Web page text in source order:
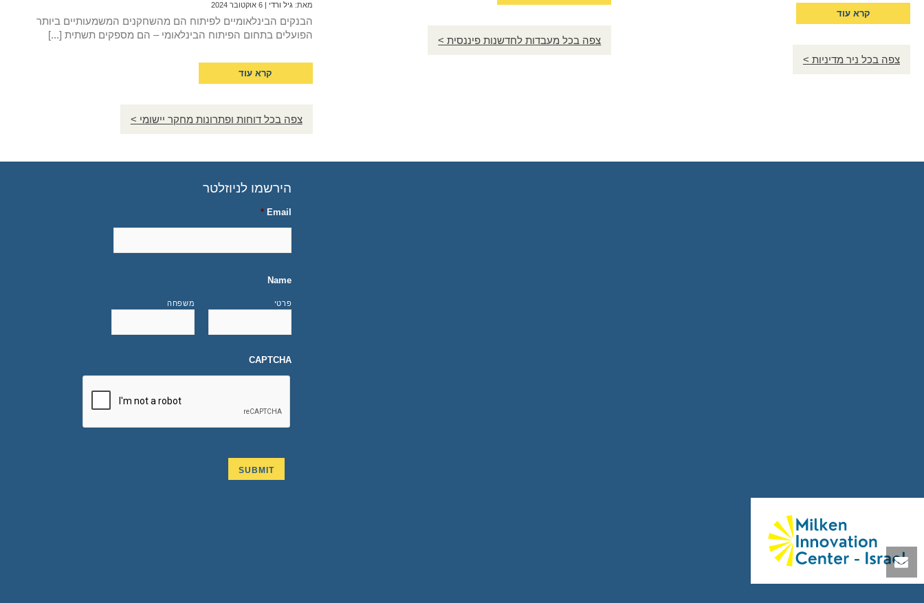
קרא עוד
צפה בכל ניר מדיניות >
צפה בכל מעבדות לחדשנות פיננסית >
מאת: גיל ורדי | 6 אוקטובר 2024
הבנקים הבינלאומיים לפיתוח הם מהשחקנים המשמעותיים ביותר
הפועלים בתחום הפיתוח הבינלאומי – הם מספקים תשתית [...]
קרא עוד
צפה בכל דוחות ופתרונות מחקר יישומי >
הירשמו לניוזלטר
Email
*
Name
פרטי משפחה
CAPTCHA